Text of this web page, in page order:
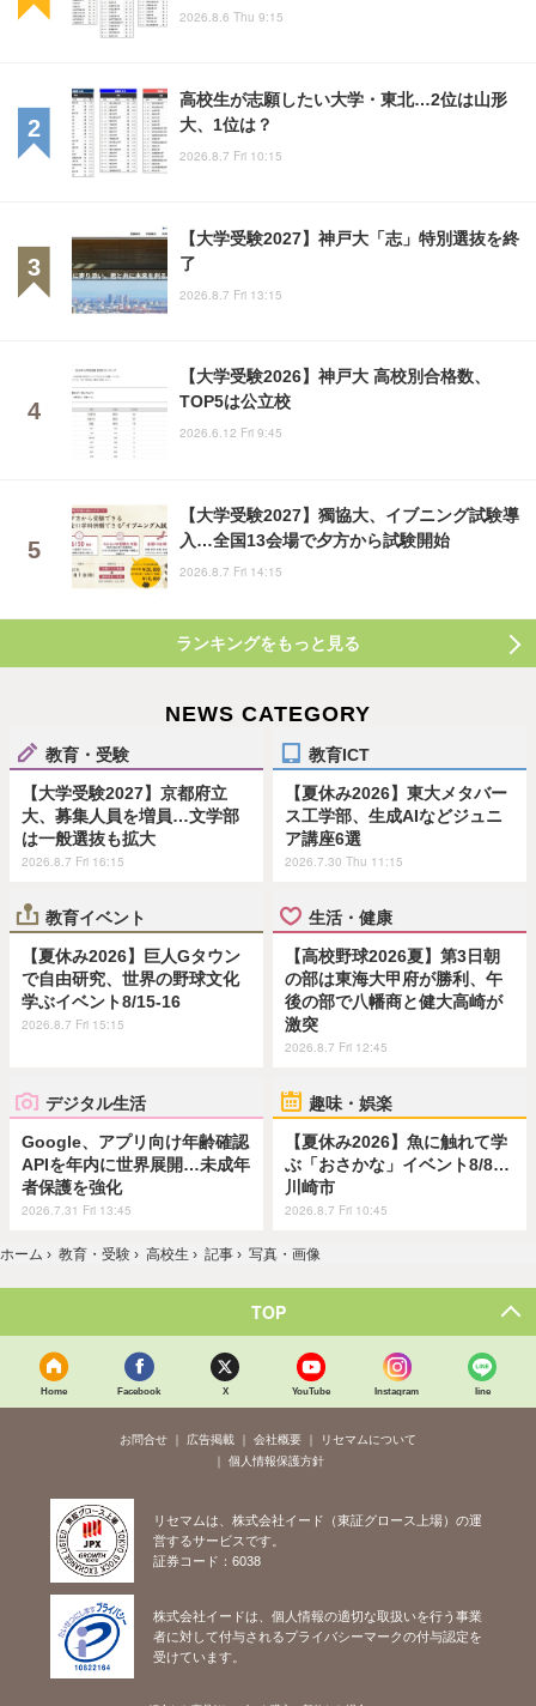
2026.8.6 Thu 9:15
高校生が志願したい大学・東北…2位は山形
大、1位は？
2026.8.7 Fri 10:15
【大学受験2027】神戸大「志」特別選抜を終
了
2026.8.7 Fri 13:15
【大学受験2026】神戸大 高校別合格数、
TOP5は公立校
2026.6.12 Fri 9:45
【大学受験2027】獨協大、イブニング試験導
入…全国13会場で夕方から試験開始
2026.8.7 Fri 14:15
ランキングをもっと見る
NEWS CATEGORY
教育・受験
【大学受験2027】京都府立
大、募集人員を増員…文学部
は一般選抜も拡大
2026.8.7 Fri 16:15
教育ICT
【夏休み2026】東大メタバー
ス工学部、生成AIなどジュニ
ア講座6選
2026.7.30 Thu 11:15
教育イベント
【夏休み2026】巨人Gタウン
で自由研究、世界の野球文化
学ぶイベント8/15-16
2026.8.7 Fri 15:15
生活・健康
【高校野球2026夏】第3日朝
の部は東海大甲府が勝利、午
後の部で八幡商と健大高崎が
激突
2026.8.7 Fri 12:45
デジタル生活
Google、アプリ向け年齢確認
APIを年内に世界展開…未成年
者保護を強化
2026.7.31 Fri 13:45
趣味・娯楽
【夏休み2026】魚に触れて学
ぶ「おさかな」イベント8/8…
川崎市
2026.8.7 Fri 10:45
ホーム › 教育・受験 › 高校生 › 記事 › 写真・画像
TOP
Home Facebook X YouTube Instagram line
お問合せ 広告掲載 会社概要
リセマムについて
個人情報保護方針
リセマムは、株式会社イード（東証グロース上場）の運
営するサービスです。
証券コード：6038
株式会社イードは、個人情報の適切な取扱いを行う事業
者に対して付与されるプライバシーマークの付与認定を
受けています。